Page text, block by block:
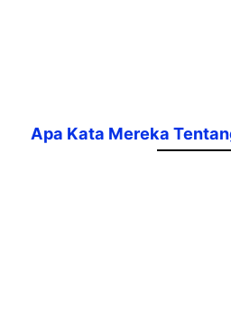
Apa Kata Mereka